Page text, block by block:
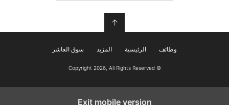
↑
وظائف الرئيسية المزيد سوق العاشر
© Copyright 2026, All Rights Reserved
Exit mobile version